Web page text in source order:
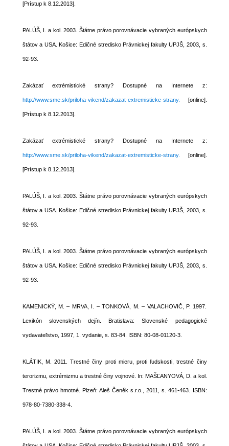
[Prístup k 8.12.2013].
PALÚŠ, I. a kol. 2003. Štátne právo porovnávacie vybraných európskych
štátov a USA. Košice: Edičné stredisko Právnickej fakulty UPJŠ, 2003, s.
92-93.
Zakázať extrémistické strany? Dostupné na Internete z:
http://www.sme.sk/priloha-vikend/zakazat-extremisticke-strany. [online].
[Prístup k 8.12.2013].
Zakázať extrémistické strany? Dostupné na Internete z:
http://www.sme.sk/priloha-vikend/zakazat-extremisticke-strany. [online].
[Prístup k 8.12.2013].
PALÚŠ, I. a kol. 2003. Štátne právo porovnávacie vybraných európskych
štátov a USA. Košice: Edičné stredisko Právnickej fakulty UPJŠ, 2003, s.
92-93.
PALÚŠ, I. a kol. 2003. Štátne právo porovnávacie vybraných európskych
štátov a USA. Košice: Edičné stredisko Právnickej fakulty UPJŠ, 2003, s.
92-93.
KAMENICKÝ, M. – MRVA, I. – TONKOVÁ, M. – VALACHOVIČ, P. 1997.
Lexikón slovenských dejín. Bratislava: Slovenské pedagogické
vydavateľstvo, 1997, 1. vydanie, s. 83-84. ISBN: 80-08-01120-3.
KLÁTIK, M. 2011. Trestné činy proti mieru, proti ľudskosti, trestné činy
terorizmu, extrémizmu a trestné činy vojnové. In: MAŠĽANYOVÁ, D. a kol.
Trestné právo hmotné. Plzeň: Aleš Čeněk s.r.o., 2011, s. 461-463. ISBN:
978-80-7380-338-4.
PALÚŠ, I. a kol. 2003. Štátne právo porovnávacie vybraných európskych